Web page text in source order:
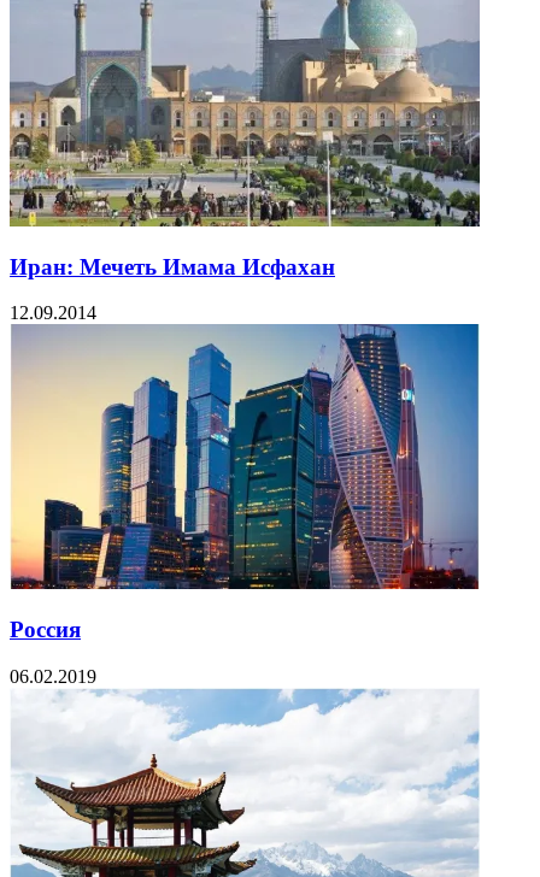
Иран: Мечеть Имама Исфахан
12.09.2014
Россия
06.02.2019